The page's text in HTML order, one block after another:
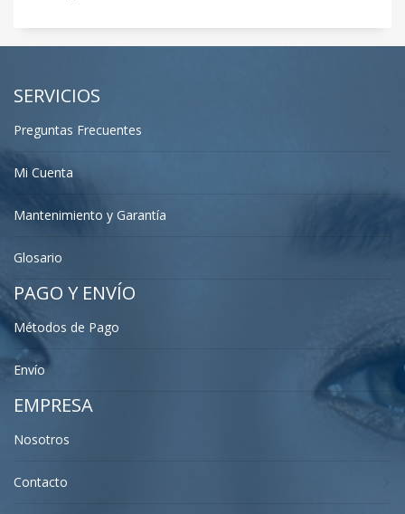
SERVICIOS
Preguntas Frecuentes
Mi Cuenta
Mantenimiento y Garantía
Glosario
PAGO Y ENVÍO
Métodos de Pago
Envío
EMPRESA
Nosotros
Contacto